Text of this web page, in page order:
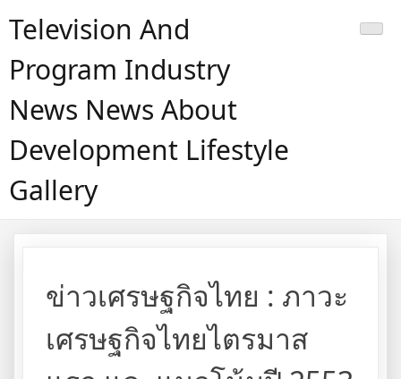
Television And
Program Industry
News News About
Development Lifestyle
Gallery
ข่าวเศรษฐกิจไทย : ภาวะ
เศรษฐกิจไทยไตรมาส